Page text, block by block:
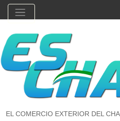
EL COMERCIO EXTERIOR DEL